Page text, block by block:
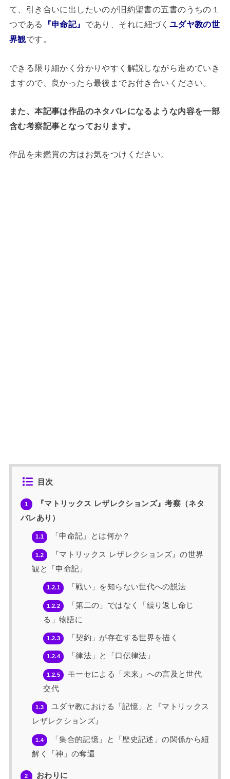
て、引き合いに出したいのが旧約聖書の五書のうちの１
つである
『申命記』 であり、それに紐づく ユダヤ教の世
界観です。
できる限り細かく分かりやすく解説しながら進めていき
ますので、良かったら最後までお付き合いください。
また、本記事は作品のネタバレになるような内容を一部
含む考察記事となっております。
作品を未鑑賞の方はお気をつけください。
目次
1
『マトリックス レザレクションズ』考察（ネタ
バレあり）
1.1 「申命記」とは何か？
1.2
『マトリックス レザレクションズ』の世界
観と「申命記」
1.2.1 「戦い」を知らない世代への説法
1.2.2
「第二の」ではなく「繰り返し命じ
る」物語に
1.2.3 「契約」が存在する世界を描く
1.2.4 「律法」と「口伝律法」
1.2.5
モーセによる「未来」への言及と世代
交代
1.3
ユダヤ教における「記憶」と『マトリックス
レザレクションズ』
1.4
「集合的記憶」と「歴史記述」の関係から紐
解く「神」の奪還
2 おわりに